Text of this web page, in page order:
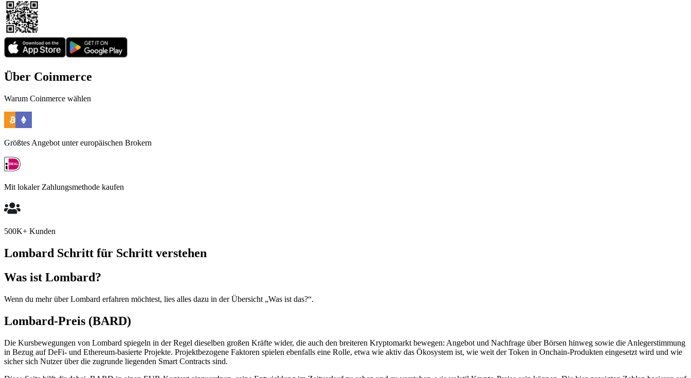
Über Coinmerce
Warum Coinmerce wählen
Größtes Angebot unter europäischen Brokern
Mit lokaler Zahlungsmethode kaufen
500K+ Kunden
Lombard Schritt für Schritt verstehen
Was ist Lombard?
Wenn du mehr über Lombard erfahren möchtest, lies alles dazu in der Übersicht „Was ist das?“.
Lombard-Preis (BARD)
Die Kursbewegungen von Lombard spiegeln in der Regel dieselben großen Kräfte wider, die auch den breiteren Kryptomarkt bewegen: Angebot und Nachfrage über Börsen hinweg sowie die Anlegerstimmung
in Bezug auf DeFi- und Ethereum-basierte Projekte. Projektbezogene Faktoren spielen ebenfalls eine Rolle, etwa wie aktiv das Ökosystem ist, wie weit der Token in Onchain-Produkten eingesetzt wird und wie
sicher sich Nutzer über die zugrunde liegenden Smart Contracts sind.